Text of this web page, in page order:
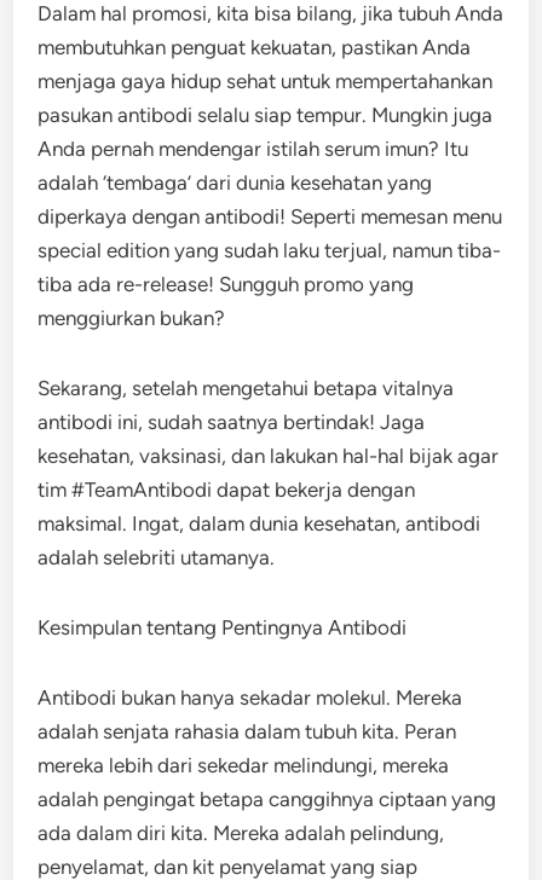
Dalam hal promosi, kita bisa bilang, jika tubuh Anda
membutuhkan penguat kekuatan, pastikan Anda
menjaga gaya hidup sehat untuk mempertahankan
pasukan antibodi selalu siap tempur. Mungkin juga
Anda pernah mendengar istilah serum imun? Itu
adalah ‘tembaga’ dari dunia kesehatan yang
diperkaya dengan antibodi! Seperti memesan menu
special edition yang sudah laku terjual, namun tiba-
tiba ada re-release! Sungguh promo yang
menggiurkan bukan?
Sekarang, setelah mengetahui betapa vitalnya
antibodi ini, sudah saatnya bertindak! Jaga
kesehatan, vaksinasi, dan lakukan hal-hal bijak agar
tim #TeamAntibodi dapat bekerja dengan
maksimal. Ingat, dalam dunia kesehatan, antibodi
adalah selebriti utamanya.
Kesimpulan tentang Pentingnya Antibodi
Antibodi bukan hanya sekadar molekul. Mereka
adalah senjata rahasia dalam tubuh kita. Peran
mereka lebih dari sekedar melindungi, mereka
adalah pengingat betapa canggihnya ciptaan yang
ada dalam diri kita. Mereka adalah pelindung,
penyelamat, dan kit penyelamat yang siap